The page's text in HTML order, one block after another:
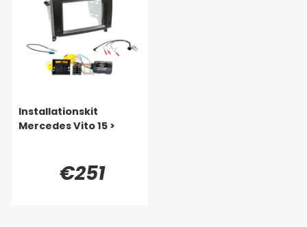
Installationskit
Mercedes Vito 15 >
€251